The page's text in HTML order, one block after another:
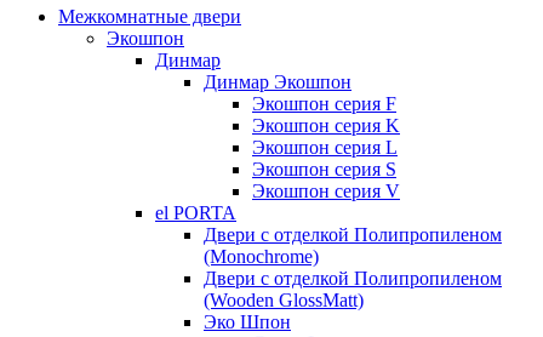
Межкомнатные двери
Экошпон
Динмар
Динмар Экошпон
Экошпон серия F
Экошпон серия K
Экошпон серия L
Экошпон серия S
Экошпон серия V
el PORTA
Двери с отделкой Полипропиленом
(Monochrome)
Двери с отделкой Полипропиленом
(Wooden GlossMatt)
Эко Шпон